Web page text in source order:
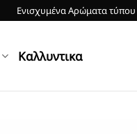
Ενισχυμένα Αρώματα
Kαλλυντικα